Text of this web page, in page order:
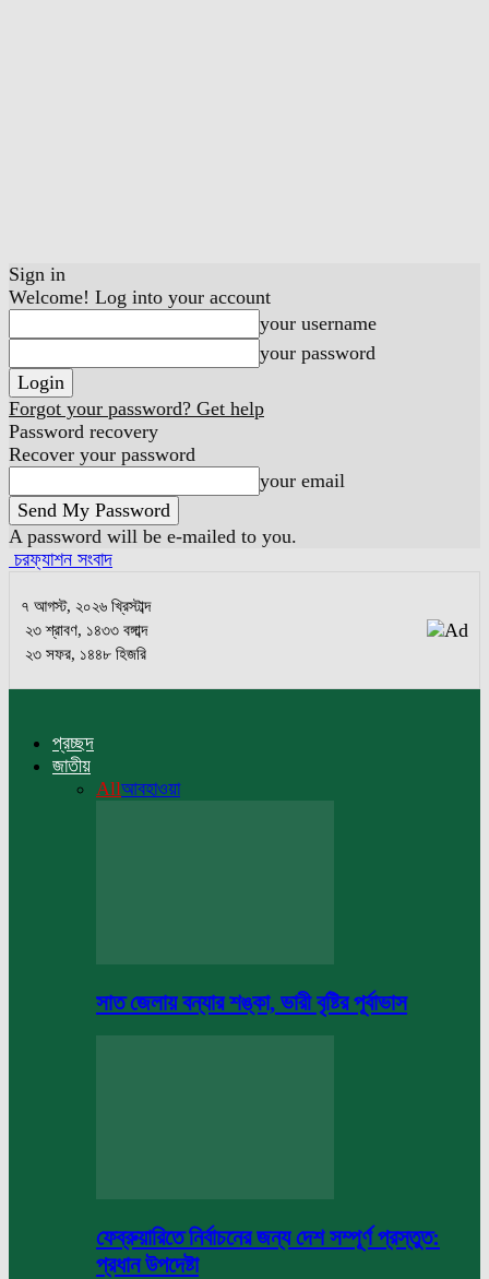
Sign in
Welcome! Log into your account
your username
your password
Forgot your password? Get help
Password recovery
Recover your password
your email
A password will be e-mailed to you.
চরফ্যাশন সংবাদ
৭ আগস্ট, ২০২৬ খ্রিস্টাব্দ
২৩ শ্রাবণ, ১৪৩৩ বঙ্গাব্দ
২৩ সফর, ১৪৪৮ হিজরি
প্রচ্ছদ
জাতীয়
Allআবহাওয়া
সাত জেলায় বন্যার শঙ্কা, ভারী বৃষ্টির পূর্বাভাস
ফেব্রুয়ারিতে নির্বাচনের জন্য দেশ সম্পূর্ণ প্রস্তুত:
প্রধান উপদেষ্টা